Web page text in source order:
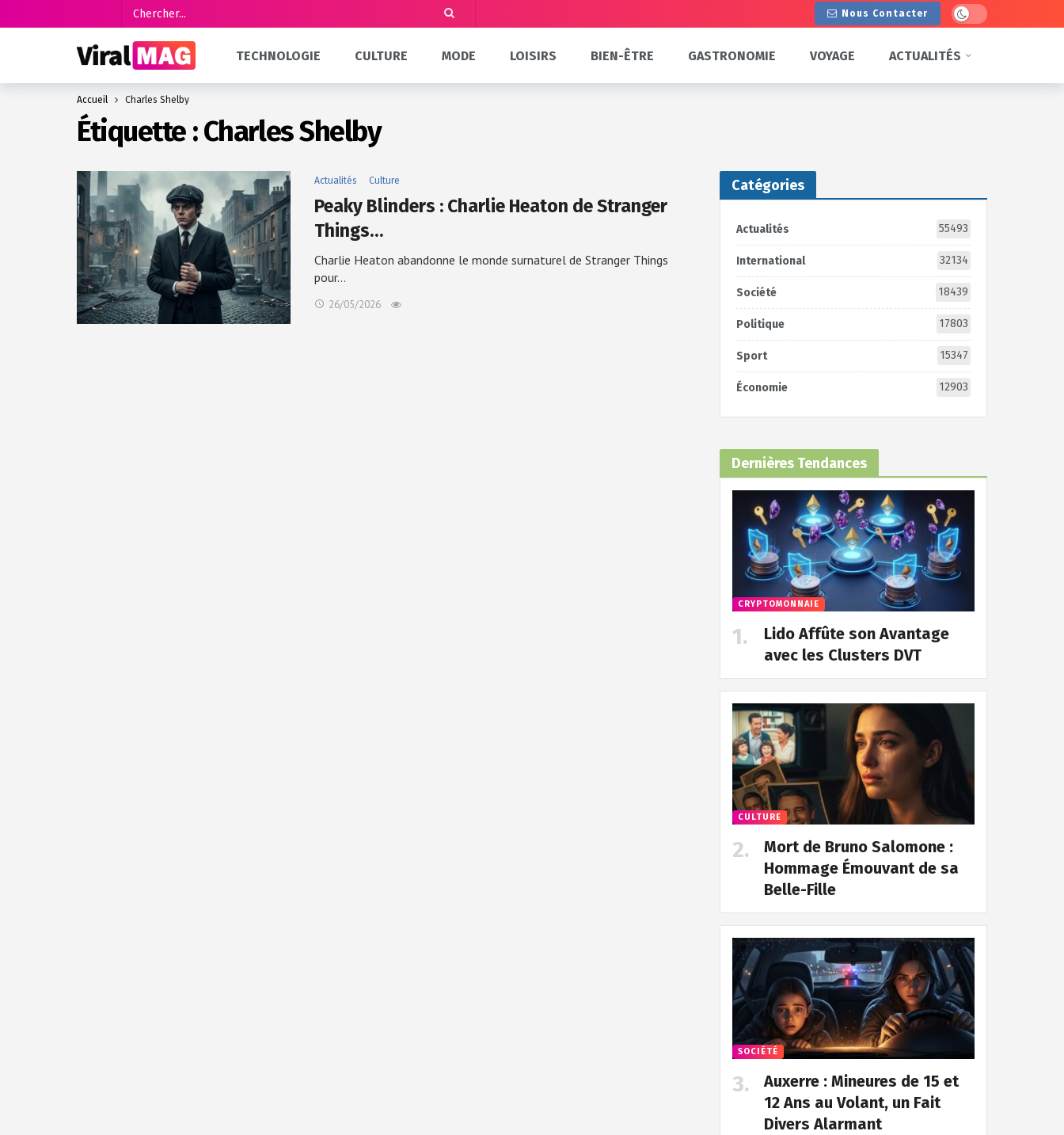
Nous Contacter Dark mode
TECHNOLOGIE CULTURE MODE LOISIRS BIEN-ÊTRE GASTRONOMIE VOYAGE ACTUALITÉS
Accueil Charles Shelby
Étiquette :Charles Shelby
Actualités Culture
Peaky Blinders : Charlie Heaton de Stranger
Things…
Charlie Heaton abandonne le monde surnaturel de Stranger Things
pour…
26/05/2026
Catégories
Actualités 55493
International 32134
Société 18439
Politique 17803
Sport 15347
Économie 12903
Dernières Tendances
CRYPTOMONNAIE
Lido Affûte son Avantage
avec les Clusters DVT
CULTURE
Mort de Bruno Salomone :
Hommage Émouvant de sa
Belle-Fille
SOCIÉTÉ
Auxerre : Mineures de 15 et
12 Ans au Volant, un Fait
Divers Alarmant